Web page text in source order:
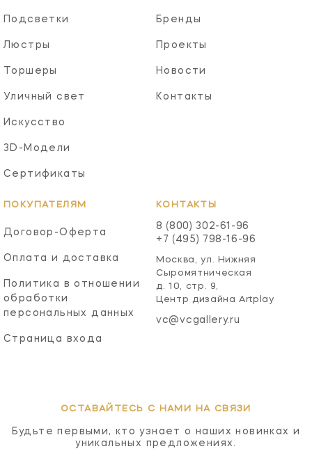
Подсветки
Люстры
Торшеры
Уличный свет
Искусство
3D-Модели
Сертификаты
Бренды
Проекты
Новости
Контакты
ПОКУПАТЕЛЯМ
Договор-Оферта
Оплата и доставка
Политика в отношении
обработки
персональных данных
Страница входа
КОНТАКТЫ
8 (800) 302-61-96
+7 (495) 798-16-96
Москва, ул. Нижняя
Сыромятническая
д. 10, стр. 9,
Центр дизайна Artplay
vc@vcgallery.ru
ОСТАВАЙТЕСЬ С НАМИ НА СВЯЗИ
Будьте первыми, кто узнает о наших новинках и
уникальных предложениях.